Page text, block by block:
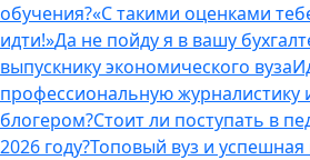
обучения?«С такими оценками
идти!»Да не пойду я в вашу
выпускнику экономического вуза
профессиональную журналистику
блогером?Стоит ли поступать в
2026 году?Топовый вуз и успешная